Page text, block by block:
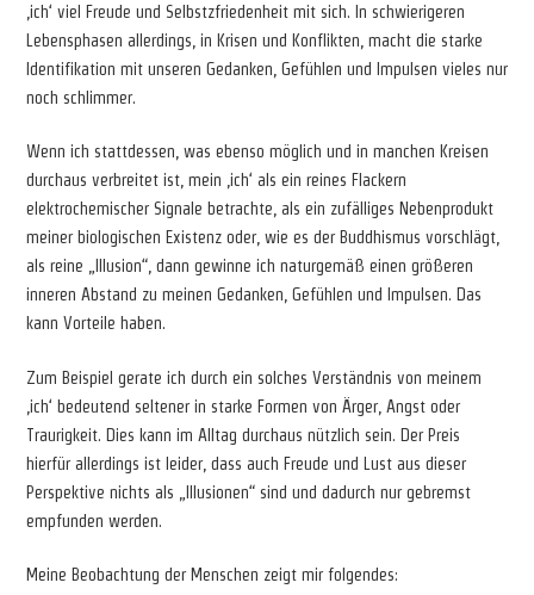
‚ich‘ viel Freude und Selbstzfriedenheit mit sich. In schwierigeren
Lebensphasen allerdings, in Krisen und Konflikten, macht die starke
Identifikation mit unseren Gedanken, Gefühlen und Impulsen vieles nur
noch schlimmer.
Wenn ich stattdessen, was ebenso möglich und in manchen Kreisen
durchaus verbreitet ist, mein ‚ich‘ als ein reines Flackern
elektrochemischer Signale betrachte, als ein zufälliges Nebenprodukt
meiner biologischen Existenz oder, wie es der Buddhismus vorschlägt,
als reine „Illusion“, dann gewinne ich naturgemäß einen größeren
inneren Abstand zu meinen Gedanken, Gefühlen und Impulsen. Das
kann Vorteile haben.
Zum Beispiel gerate ich durch ein solches Verständnis von meinem
‚ich‘ bedeutend seltener in starke Formen von Ärger, Angst oder
Traurigkeit. Dies kann im Alltag durchaus nützlich sein. Der Preis
hierfür allerdings ist leider, dass auch Freude und Lust aus dieser
Perspektive nichts als „Illusionen“ sind und dadurch nur gebremst
empfunden werden.
Meine Beobachtung der Menschen zeigt mir folgendes: